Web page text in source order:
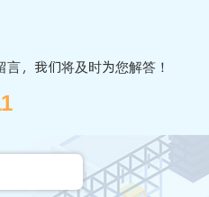
，我们将及时为您解答！